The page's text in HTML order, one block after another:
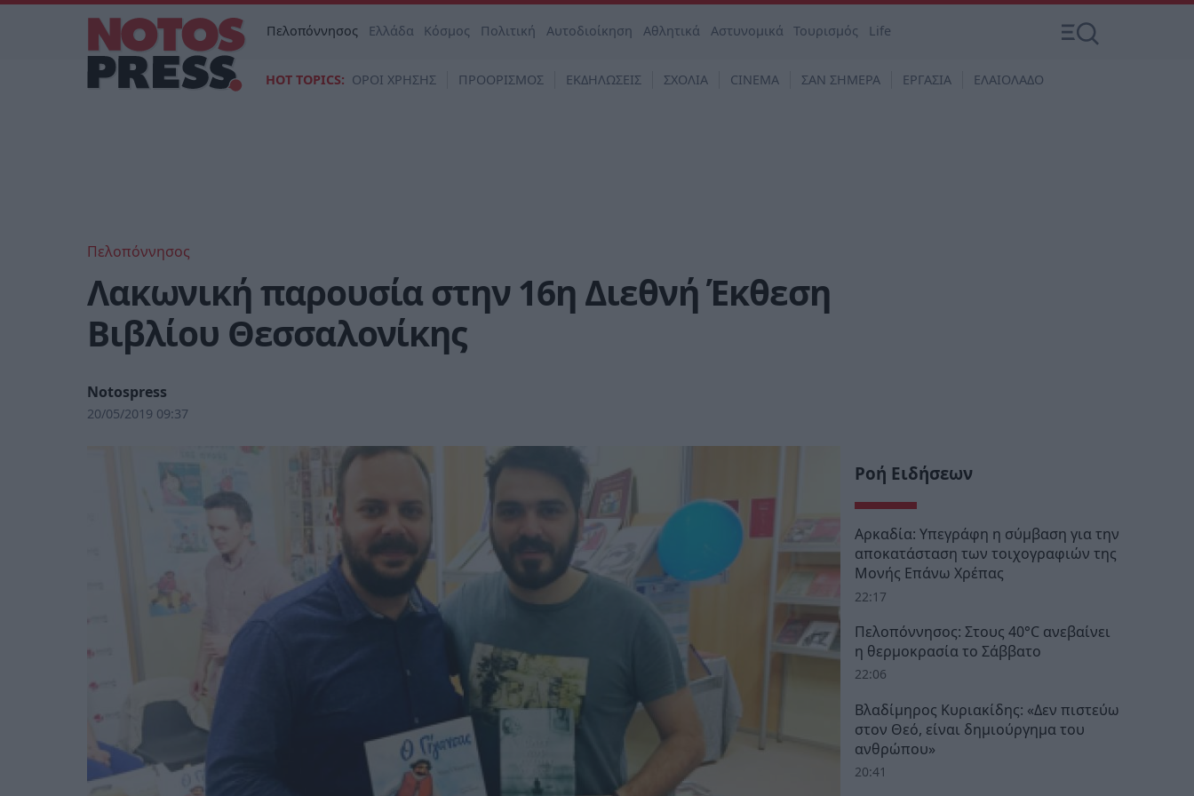
Πελοπόννησος Ελλάδα Κόσμος Πολιτική Αυτοδιοίκηση Αθλητικά Αστυνομικά Τουρισμός Life
HOT TOPICS: ΟΡΟΙ ΧΡΗΣΗΣ ΠΡΟΟΡΙΣΜΟΣ ΕΚΔΗΛΩΣΕΙΣ ΣΧΟΛΙΑ CINEMA ΣΑΝ ΣΗΜΕΡΑ ΕΡΓΑΣΙΑ ΕΛΑΙΟΛΑΔΟ
Πελοπόννησος
Λακωνική παρουσία στην 16η Διεθνή Έκθεση
Βιβλίου Θεσσαλονίκης
Notospress
20/05/2019 09:37
Ροή Ειδήσεων
Αρκαδία: Υπεγράφη η σύμβαση για την
αποκατάσταση των τοιχογραφιών της
Μονής Επάνω Χρέπας
22:17
Πελοπόννησος: Στους 40°C ανεβαίνει
η θερμοκρασία το Σάββατο
22:06
Βλαδίμηρος Κυριακίδης: «Δεν πιστεύω
στον Θεό, είναι δημιούργημα του
ανθρώπου»
20:41